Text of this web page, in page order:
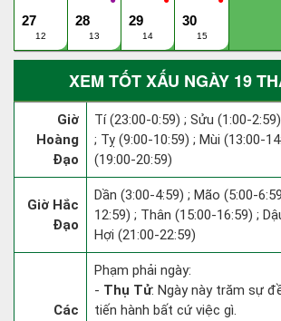
27
12
28
13
29
14
30
15
XEM TỐT XẤU NGÀY 19
Giờ
Hoàng
Đạo
Tí (23:00-0:59) ; Sửu (1:00-
; Tỵ (9:00-10:59) ; Mùi (13:00-
(19:00-20:59)
Giờ Hắc
Đạo
Dần (3:00-4:59) ; Mão (5:00-
12:59) ; Thân (15:00-16:59) ;
Hợi (21:00-22:59)
Các
Phạm phải ngày:
- Thụ Tử: Ngày này trăm sự
tiến hành bất cứ việc gì.